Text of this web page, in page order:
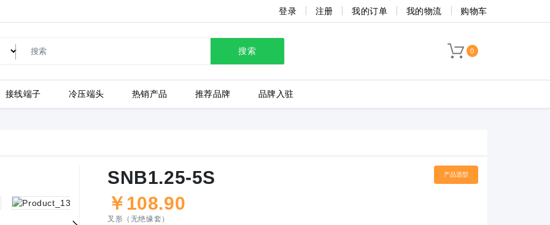
登录 注册 我的订单 我的物流 购物车
搜索 0
接线端子 冷压端头 热销产品 推荐品牌 品牌入驻
LC80-2.54-10P-130-00A
上海有乐
产品选型
SNB1.25-5S
￥ 108.90
叉形（无绝缘套）